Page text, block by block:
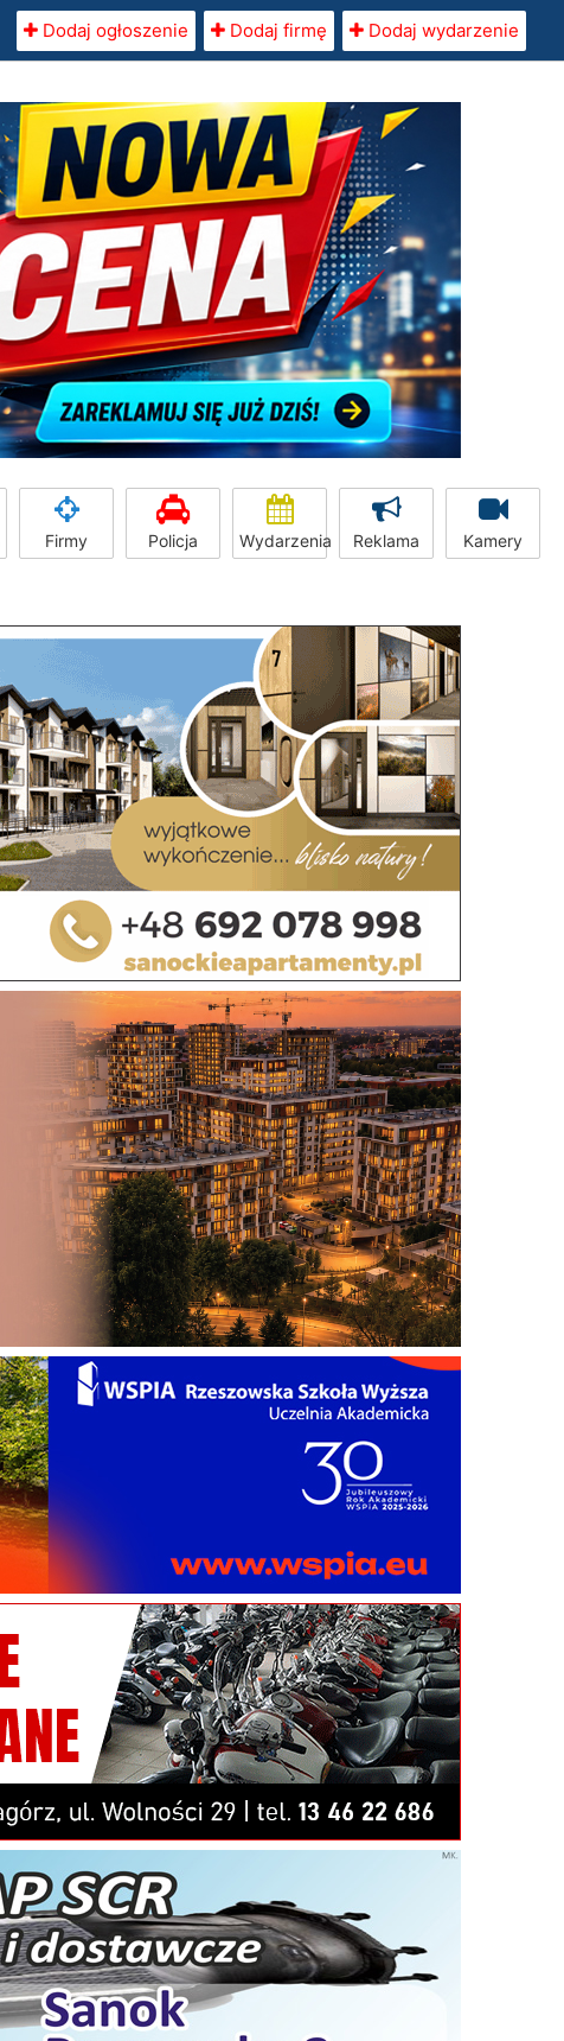
Dodaj ogłoszenie Dodaj firmę Dodaj wydarzenie
Firmy Policja Wydarzenia Reklama Kamery